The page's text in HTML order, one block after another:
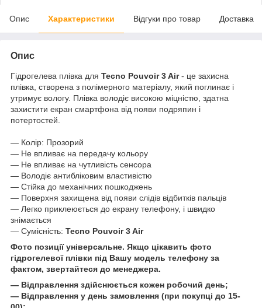
Опис Характеристики Відгуки про товар Доставка
Опис
Гідрогелева плівка для Tecno Pouvoir 3 Air- це захисна
плівка, створена з полімерного матеріалу, який поглинає і
утримує вологу. Плівка володіє високою міцністю, здатна
захистити екран смартфона від появи подряпин і
потертостей.
― Колір: Прозорий
― Не впливає на передачу кольору
― Не впливає на чутливість сенсора
― Володіє антибліковим властивістю
― Стійка до механічних пошкоджень
― Поверхня захищена від появи слідів відбитків пальців
― Легко приклеюється до екрану телефону, і швидко
знімається
― Сумісність: Tecno Pouvoir 3 Air
Фото позиції універсальне. Якщо цікавить фото
гідрогелевої плівки під Вашу модель телефону за
фактом, звертайтеся до менеджера.
― Відправлення здійснюється кожен робочий день;
― Відправлення у день замовлення (при покупці до 15-